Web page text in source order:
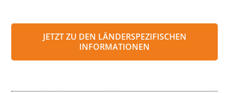
JETZT ZU DEN LÄNDERSPEZIFISCHEN
INFORMATIONEN